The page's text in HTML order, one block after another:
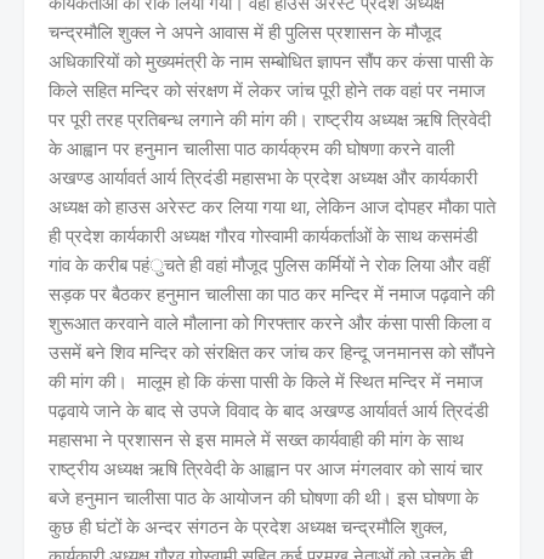
चन्द्रमौलि शुक्ल ने अपने आवास में ही पुलिस प्रशासन के मौजूद
अधिकारियों को मुख्यमंत्री के नाम सम्बोधित ज्ञापन सौंप कर कंसा पासी के
किले सहित मन्दिर को संरक्षण में लेकर जांच पूरी होने तक वहां पर नमाज
पर पूरी तरह प्रतिबन्ध लगाने की मांग की। राष्ट्रीय अध्यक्ष ऋषि त्रिवेदी
के आह्वान पर हनुमान चालीसा पाठ कार्यक्रम की घोषणा करने वाली
अखण्ड आर्यावर्त आर्य त्रिदंडी महासभा के प्रदेश अध्यक्ष और कार्यकारी
अध्यक्ष को हाउस अरेस्ट कर लिया गया था, लेकिन आज दोपहर मौका पाते
ही प्रदेश कार्यकारी अध्यक्ष गौरव गोस्वामी कार्यकर्ताओं के साथ कसमंडी
गांव के करीब पहंुचते ही वहां मौजूद पुलिस कर्मियों ने रोक लिया और वहीं
सड़क पर बैठकर हनुमान चालीसा का पाठ कर मन्दिर में नमाज पढ़वाने की
शुरूआत करवाने वाले मौलाना को गिरफ्तार करने और कंसा पासी किला व
उसमें बने शिव मन्दिर को संरक्षित कर जांच कर हिन्दू जनमानस को सौंपने
की मांग की। मालूम हो कि कंसा पासी के किले में स्थित मन्दिर में नमाज
पढ़वाये जाने के बाद से उपजे विवाद के बाद अखण्ड आर्यावर्त आर्य त्रिदंडी
महासभा ने प्रशासन से इस मामले में सख्त कार्यवाही की मांग के साथ
राष्ट्रीय अध्यक्ष ऋषि त्रिवेदी के आह्वान पर आज मंगलवार को सायं चार
बजे हनुमान चालीसा पाठ के आयोजन की घोषणा की थी। इस घोषणा के
कुछ ही घंटों के अन्दर संगठन के प्रदेश अध्यक्ष चन्द्रमौलि शुक्ल,